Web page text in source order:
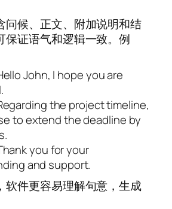
问候、正文、附加说明和结
保证语气和逻辑一致。例
John, I hope you are
the project timeline,
to extend the deadline by
you for your
and support.
软件更容易理解句意，生成